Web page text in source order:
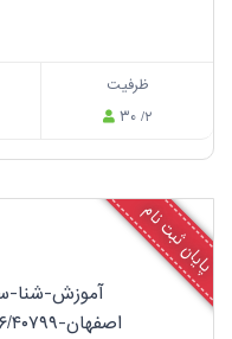
ظرفیت
۳۰ /۲
پایان ثبت نام
اصفهان-۱۴۰۵۱۷۵۷۸۸۶/۴۰۷۹۹-۱۴۰۵-بانوان